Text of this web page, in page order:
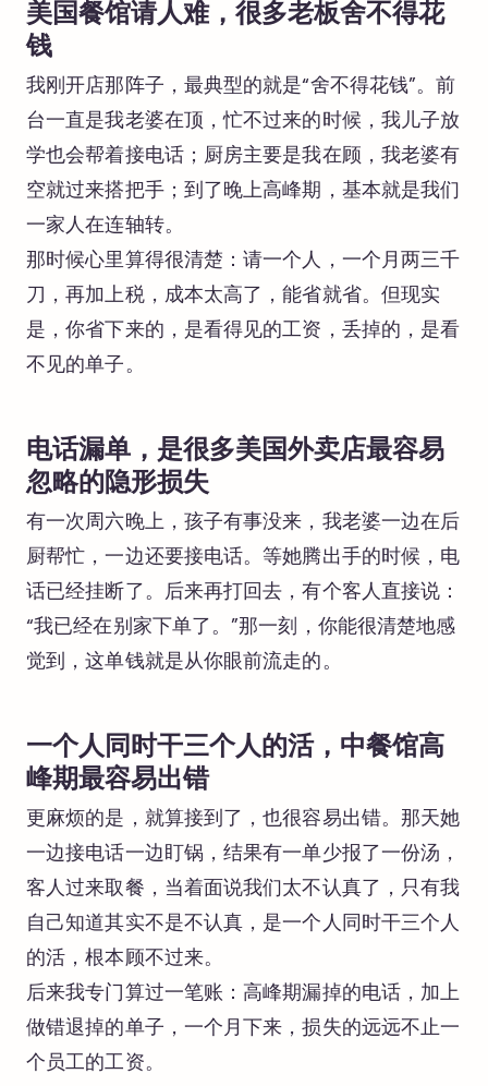
美国餐馆请人难，很多老板舍不得花
钱
我刚开店那阵子，最典型的就是“舍不得花钱”。前
台一直是我老婆在顶，忙不过来的时候，我儿子放
学也会帮着接电话；厨房主要是我在顾，我老婆有
空就过来搭把手；到了晚上高峰期，基本就是我们
一家人在连轴转。
那时候心里算得很清楚：请一个人，一个月两三千
刀，再加上税，成本太高了，能省就省。但现实
是，你省下来的，是看得见的工资，丢掉的，是看
不见的单子。
电话漏单，是很多美国外卖店最容易
忽略的隐形损失
有一次周六晚上，孩子有事没来，我老婆一边在后
厨帮忙，一边还要接电话。等她腾出手的时候，电
话已经挂断了。后来再打回去，有个客人直接说：
“我已经在别家下单了。”那一刻，你能很清楚地感
觉到，这单钱就是从你眼前流走的。
一个人同时干三个人的活，中餐馆高
峰期最容易出错
更麻烦的是，就算接到了，也很容易出错。那天她
一边接电话一边盯锅，结果有一单少报了一份汤，
客人过来取餐，当着面说我们太不认真了，只有我
自己知道其实不是不认真，是一个人同时干三个人
的活，根本顾不过来。
后来我专门算过一笔账：高峰期漏掉的电话，加上
做错退掉的单子，一个月下来，损失的远远不止一
个员工的工资。